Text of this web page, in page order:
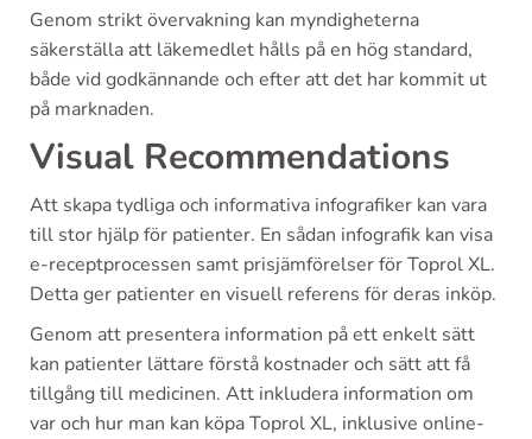
Genom strikt övervakning kan myndigheterna
säkerställa att läkemedlet hålls på en hög standard,
både vid godkännande och efter att det har kommit ut
på marknaden.
Visual Recommendations
Att skapa tydliga och informativa infografiker kan vara
till stor hjälp för patienter. En sådan infografik kan visa
e-receptprocessen samt prisjämförelser för Toprol XL.
Detta ger patienter en visuell referens för deras inköp.
Genom att presentera information på ett enkelt sätt
kan patienter lättare förstå kostnader och sätt att få
tillgång till medicinen. Att inkludera information om
var och hur man kan köpa Toprol XL, inklusive online-